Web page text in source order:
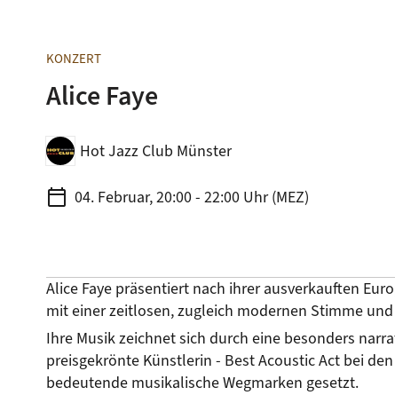
KONZERT
Alice Faye
Hot Jazz Club Münster
calendar_today 04. Februar, 20:00 - 22:00 Uhr (MEZ)
Alice Faye präsentiert nach ihrer ausverkauften
mit einer zeitlosen, zugleich modernen Stimme
Ihre Musik zeichnet sich durch eine besonders
preisgekrönte Künstlerin - Best Acoustic Act bei
bedeutende musikalische Wegmarken gesetzt.